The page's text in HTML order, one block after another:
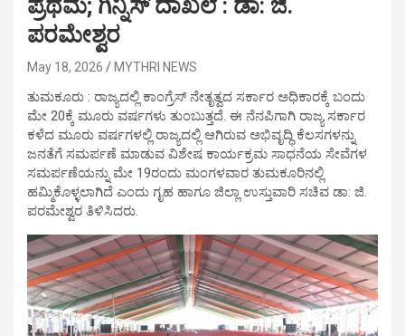
ಪ್ರಥಮ; ಗಿನ್ನಿಸ್ ದಾಖಲೆ : ಡಾ: ಜಿ.
ಪರಮೇಶ್ವರ
May 18, 2026 MYTHRI NEWS
ತುಮಕೂರು : ರಾಜ್ಯದಲ್ಲಿ ಕಾಂಗ್ರೆಸ್ ನೇತೃತ್ವದ ಸರ್ಕಾರ ಅಧಿಕಾರಕ್ಕೆ ಬಂದು
ಮೇ 20ಕ್ಕೆ ಮೂರು ವರ್ಷಗಳು ತುಂಬುತ್ತದೆ. ಈ ನೆನಪಿಗಾಗಿ ರಾಜ್ಯ ಸರ್ಕಾರ
ಕಳೆದ ಮೂರು ವರ್ಷಗಳಲ್ಲಿ ರಾಜ್ಯದಲ್ಲಿ ಆಗಿರುವ ಅಭಿವೃದ್ಧಿ ಕೆಲಸಗಳನ್ನು
ಜನತೆಗೆ ಸಮರ್ಪಣೆ ಮಾಡುವ ವಿಶೇಷ ಕಾರ್ಯಕ್ರಮ ಸಾಧನೆಯ ಸೇವೆಗಳ
ಸಮರ್ಪಣೆಯನ್ನು ಮೇ 19ರಂದು ಮಂಗಳವಾರ ತುಮಕೂರಿನಲ್ಲಿ
ಹಮ್ಮಿಕೊಳ್ಳಲಾಗಿದೆ ಎಂದು ಗೃಹ ಹಾಗೂ ಜಿಲ್ಲಾ ಉಸ್ತುವಾರಿ ಸಚಿವ ಡಾ: ಜಿ.
ಪರಮೇಶ್ವರ ತಿಳಿಸಿದರು.